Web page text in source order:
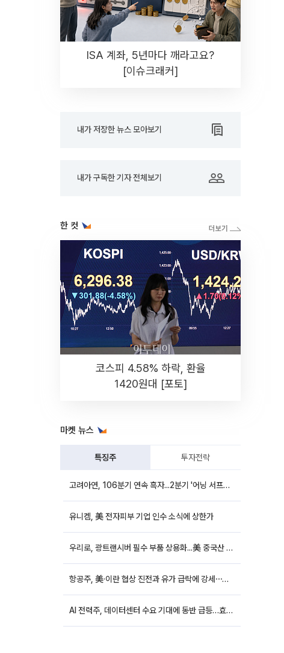
ISA 계좌, 5년마다 깨라고요?
[이슈크래커]
내가 저장한 뉴스 모아보기
내가 구독한 기자 전체보기
한 컷
코스피 4.58% 하락, 환율
1420원대 [포토]
마켓 뉴스
특징주 투자전략
고려아연, 106분기 연속 흑자...2분기 '어닝 서프라이즈'에 장 초반 12%대 강세
유니켐, 美 전자피부 기업 인수 소식에 상한가
우리로, 광트랜시버 필수 부품 상용화...美 중국산 퇴출 추진에 상승세
항공주, 美·이란 협상 진전과 유가 급락에 강세⋯한진칼 8%↑
AI 전력주, 데이터센터 수요 기대에 동반 급등…효성중공업 10%↑